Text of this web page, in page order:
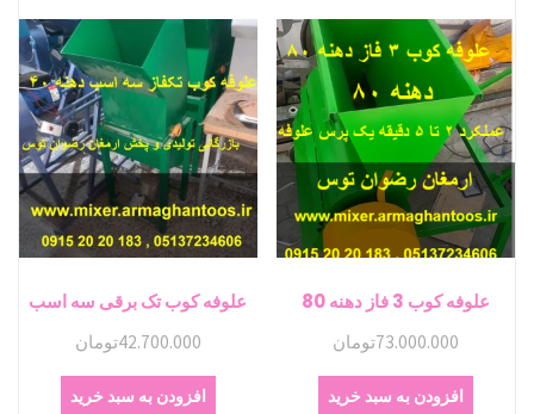
علوفه کوب 3 فاز دهنه 80
73.000.000تومان
افزودن به سبد خرید
علوفه کوب تک برقی سه اسب
42.700.000تومان
افزودن به سبد خرید